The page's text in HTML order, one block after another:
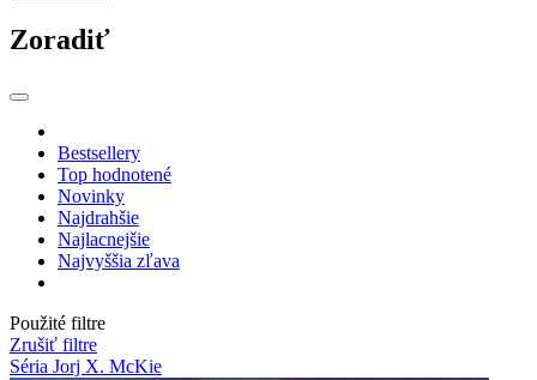
Zoradiť
Bestsellery
Top hodnotené
Novinky
Najdrahšie
Najlacnejšie
Najvyššia zľava
Použité filtre
Zrušiť filtre
Séria Jorj X. McKie